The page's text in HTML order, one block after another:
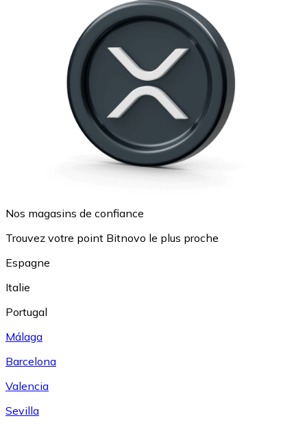
Nos magasins de confiance
Trouvez votre point Bitnovo le plus proche
Espagne
Italie
Portugal
Málaga
Barcelona
Valencia
Sevilla